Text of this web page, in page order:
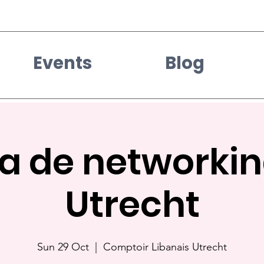
Events Blog
de
Utrecht
Sun 29 Oct Comptoir Libanais Utrecht